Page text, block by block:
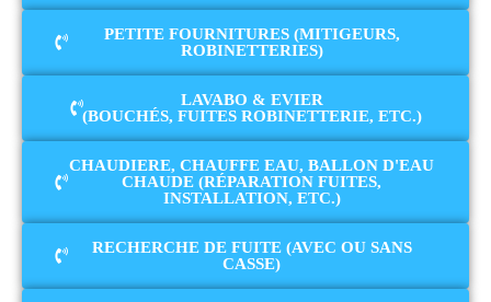
PETITE FOURNITURES (MITIGEURS,
ROBINETTERIES)
LAVABO & EVIER
(BOUCHÉS, FUITES ROBINETTERIE, ETC.)
CHAUDIERE, CHAUFFE EAU, BALLON D'EAU
CHAUDE (RÉPARATION FUITES,
INSTALLATION, ETC.)
RECHERCHE DE FUITE (AVEC OU SANS
CASSE)